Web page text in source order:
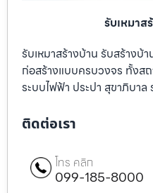
รับเหมาส
รับเหมาสร้างบ้าน รับสร้างบ้
ก่อสร้างแบบครบวงจร ทั้งส
ระบบไฟฟ้า ประปา สุขาภิบา
ติดต่อเรา
โทร คลิก
099-185-8000